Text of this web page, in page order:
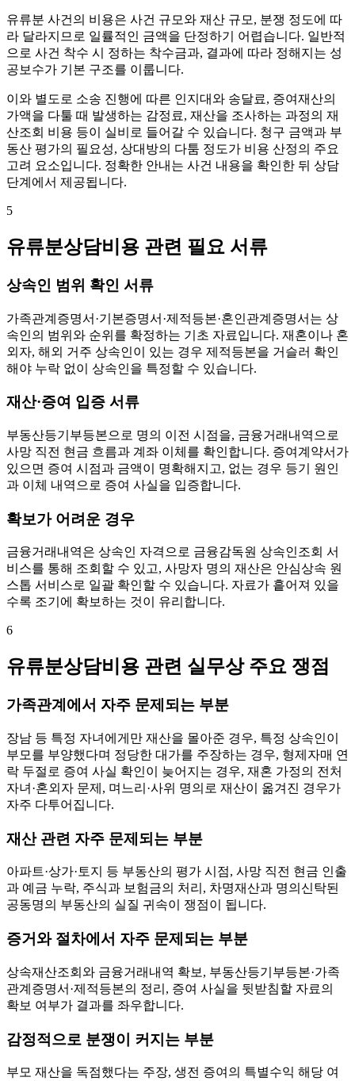
유류분 사건의 비용은 사건 규모와 재산 규모, 분쟁 정도에 따
라 달라지므로 일률적인 금액을 단정하기 어렵습니다. 일반적
으로 사건 착수 시 정하는 착수금과, 결과에 따라 정해지는 성
공보수가 기본 구조를 이룹니다.
이와 별도로 소송 진행에 따른 인지대와 송달료, 증여재산의
가액을 다툴 때 발생하는 감정료, 재산을 조사하는 과정의 재
산조회 비용 등이 실비로 들어갈 수 있습니다. 청구 금액과 부
동산 평가의 필요성, 상대방의 다툼 정도가 비용 산정의 주요
고려 요소입니다. 정확한 안내는 사건 내용을 확인한 뒤 상담
단계에서 제공됩니다.
5
유류분상담비용 관련 필요 서류
상속인 범위 확인 서류
가족관계증명서·기본증명서·제적등본·혼인관계증명서는 상
속인의 범위와 순위를 확정하는 기초 자료입니다. 재혼이나 혼
외자, 해외 거주 상속인이 있는 경우 제적등본을 거슬러 확인
해야 누락 없이 상속인을 특정할 수 있습니다.
재산·증여 입증 서류
부동산등기부등본으로 명의 이전 시점을, 금융거래내역으로
사망 직전 현금 흐름과 계좌 이체를 확인합니다. 증여계약서가
있으면 증여 시점과 금액이 명확해지고, 없는 경우 등기 원인
과 이체 내역으로 증여 사실을 입증합니다.
확보가 어려운 경우
금융거래내역은 상속인 자격으로 금융감독원 상속인조회 서
비스를 통해 조회할 수 있고, 사망자 명의 재산은 안심상속 원
스톱 서비스로 일괄 확인할 수 있습니다. 자료가 흩어져 있을
수록 조기에 확보하는 것이 유리합니다.
6
유류분상담비용 관련 실무상 주요 쟁점
가족관계에서 자주 문제되는 부분
장남 등 특정 자녀에게만 재산을 몰아준 경우, 특정 상속인이
부모를 부양했다며 정당한 대가를 주장하는 경우, 형제자매 연
락 두절로 증여 사실 확인이 늦어지는 경우, 재혼 가정의 전처
자녀·혼외자 문제, 며느리·사위 명의로 재산이 옮겨진 경우가
자주 다투어집니다.
재산 관련 자주 문제되는 부분
아파트·상가·토지 등 부동산의 평가 시점, 사망 직전 현금 인출
과 예금 누락, 주식과 보험금의 처리, 차명재산과 명의신탁된
공동명의 부동산의 실질 귀속이 쟁점이 됩니다.
증거와 절차에서 자주 문제되는 부분
상속재산조회와 금융거래내역 확보, 부동산등기부등본·가족
관계증명서·제적등본의 정리, 증여 사실을 뒷받침할 자료의
확보 여부가 결과를 좌우합니다.
감정적으로 분쟁이 커지는 부분
부모 재산을 독점했다는 주장, 생전 증여의 특별수익 해당 여